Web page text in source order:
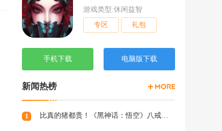
游戏类型:休闲益智
专区
礼包
手机下载 电脑版下载
新闻热榜
1 比真的猪都贵！《黑神话：悟空》八戒手办开订：根根分明的猪毛